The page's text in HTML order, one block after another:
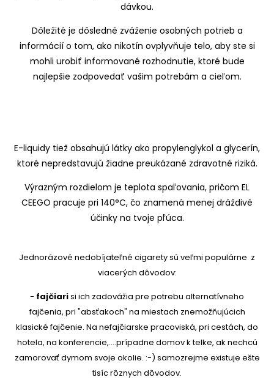
dávkou.
Dôležité je dôsledné zváženie osobných potrieb a
informácií o tom, ako nikotín ovplyvňuje telo, aby ste si
mohli urobiť informované rozhodnutie, ktoré bude
najlepšie zodpovedať vašim potrebám a cieľom.
E-liquidy tiež obsahujú látky ako propylenglykol a glycerín,
ktoré nepredstavujú žiadne preukázané zdravotné riziká.
Výrazným rozdielom je teplota spaľovania, pričom EL
CEEGO pracuje pri 140°C, čo znamená menej dráždivé
účinky na tvoje pľúca.
Jednorázové nedobíjateľné cigarety sú veľmi populárne z
viacerých dôvodov:
- fajčiarisi ich zadovážia pre potrebu alternatívneho
fajčenia, pri "absťakoch" na miestach znemožňujúcich
klasické fajčenie. Na nefajčiarske pracoviská, pri cestách, do
hotela, na konferencie,....prípadne domov k telke, ak nechcú
zamorovať dymom svoje okolie. :-) samozrejme existuje ešte
tisíc rôznych dôvodov.